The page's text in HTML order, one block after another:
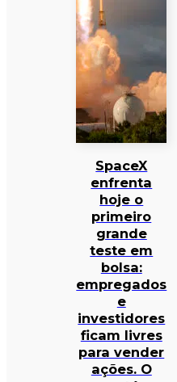
SpaceX
enfrenta
hoje o
primeiro
grande
teste em
bolsa:
empregados
e
investidores
ficam livres
para vender
ações. O